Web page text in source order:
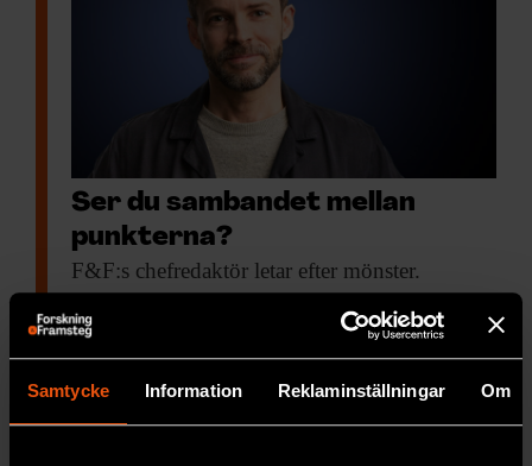
Samtycke Information Reklaminställningar Om
Ser du sambandet mellan
punkterna?
F&F:s chefredaktör letar efter mönster.